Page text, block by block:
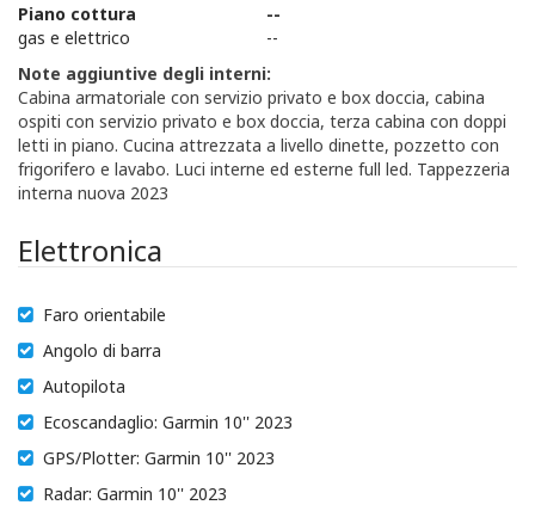
Piano cottura
gas e elettrico
--
--
Note aggiuntive degli interni:
Cabina armatoriale con servizio privato e box doccia, cabina
ospiti con servizio privato e box doccia, terza cabina con doppi
letti in piano. Cucina attrezzata a livello dinette, pozzetto con
frigorifero e lavabo. Luci interne ed esterne full led. Tappezzeria
interna nuova 2023
Elettronica
Faro orientabile
Angolo di barra
Autopilota
Ecoscandaglio: Garmin 10'' 2023
GPS/Plotter: Garmin 10'' 2023
Radar: Garmin 10'' 2023